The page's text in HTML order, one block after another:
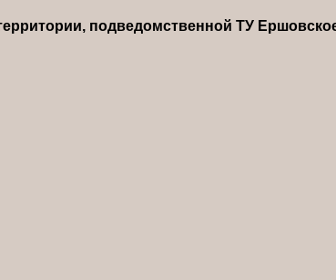
подведомственной ТУ